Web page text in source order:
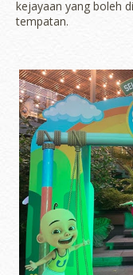
kejayaan yang boleh
tempatan.